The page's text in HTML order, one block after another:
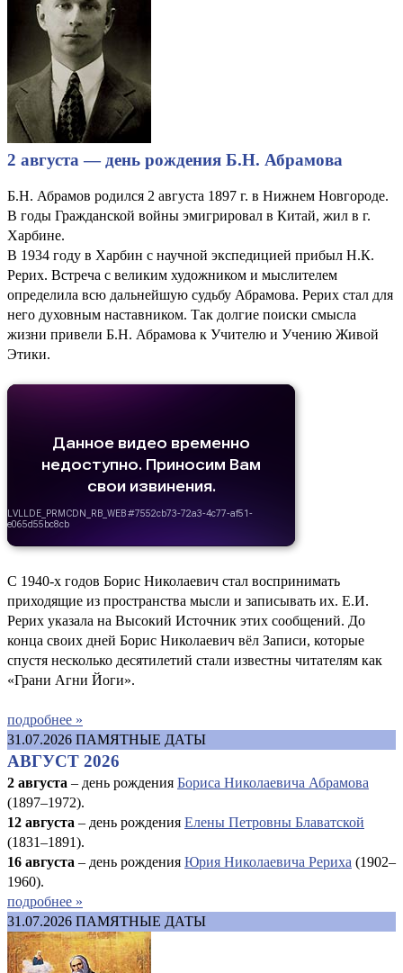
2 августа — день рождения Б.Н. Абрамова
Б.Н. Абрамов родился 2 августа 1897 г. в Нижнем Новгороде.
В годы Гражданской войны эмигрировал в Китай, жил в г.
Харбине.
В 1934 году в Харбин с научной экспедицией прибыл Н.К.
Рерих. Встреча с великим художником и мыслителем
определила всю дальнейшую судьбу Абрамова. Рерих стал для
него духовным наставником. Так долгие поиски смысла
жизни привели Б.Н. Абрамова к Учителю и Учению Живой
Этики.
С 1940-х годов Борис Николаевич стал воспринимать
приходящие из пространства мысли и записывать их. Е.И.
Рерих указала на Высокий Источник этих сообщений. До
конца своих дней Борис Николаевич вёл Записи, которые
спустя несколько десятилетий стали известны читателям как
«Грани Агни Йоги».
подробнее »
31.07.2026 ПАМЯТНЫЕ ДАТЫ
АВГУСТ 2026
2 августа – день рождения Бориса Николаевича Абрамова
(1897–1972).
12 августа – день рождения Елены Петровны Блаватской
(1831–1891).
16 августа – день рождения Юрия Николаевича Рериха (1902–
1960).
подробнее »
31.07.2026 ПАМЯТНЫЕ ДАТЫ